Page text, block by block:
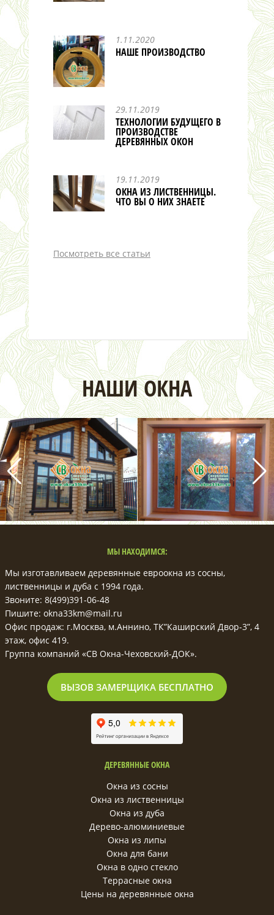
1.11.2020
НАШЕ ПРОИЗВОДСТВО
29.11.2019
ТЕХНОЛОГИИ БУДУЩЕГО В
ПРОИЗВОДСТВЕ
ДЕРЕВЯННЫХ ОКОН
19.11.2019
ОКНА ИЗ ЛИСТВЕННИЦЫ.
ЧТО ВЫ О НИХ ЗНАЕТЕ
Посмотреть все статьи
НАШИ ОКНА
МЫ НАХОДИМСЯ:
Мы изготавливаем деревянные евроокна из сосны,
лиственницы и дуба с 1994 года.
Звоните: 8(499)391-06-48
Пишите: okna33km@mail.ru
Офис продаж: г.Москва, м.Аннино, ТК”Каширский Двор-3”, 4
этаж, офис 419.
Группа компаний «СВ Окна-Чеховский-ДОК».
ВЫЗОВ ЗАМЕРЩИКА БЕСПЛАТНО
ДЕРЕВЯННЫЕ ОКНА
Окна из сосны
Окна из лиственницы
Окна из дуба
Дерево-алюминиевые
Окна из липы
Окна для бани
Окна в одно стекло
Террасные окна
Цены на деревянные окна